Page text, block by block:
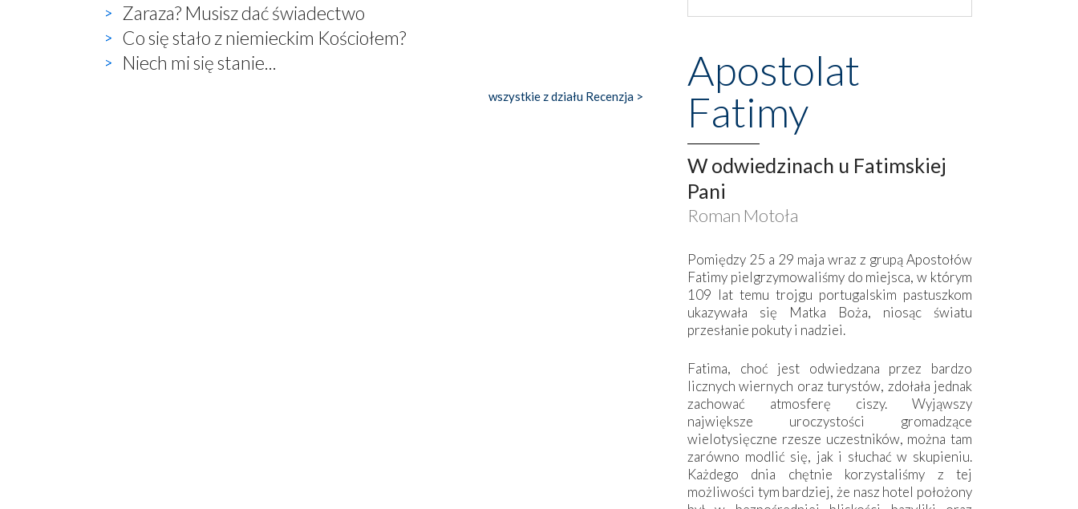
Zaraza? Musisz dać świadectwo
Co się stało z niemieckim Kościołem?
Niech mi się stanie...
wszystkie z działu Recenzja >
Apostolat
Fatimy
W odwiedzinach u Fatimskiej
Pani
Roman Motoła
Pomiędzy 25 a 29 maja wraz z grupą Apostołów
Fatimy pielgrzymowaliśmy do miejsca, w którym
109 lat temu trojgu portugalskim pastuszkom
ukazywała się Matka Boża, niosąc światu
przesłanie pokuty i nadziei.
Fatima, choć jest odwiedzana przez bardzo
licznych wiernych oraz turystów, zdołała jednak
zachować atmosferę ciszy. Wyjąwszy
największe uroczystości gromadzące
wielotysięczne rzesze uczestników, można tam
zarówno modlić się, jak i słuchać w skupieniu.
Każdego dnia chętnie korzystaliśmy z tej
możliwości tym bardziej, że nasz hotel położony